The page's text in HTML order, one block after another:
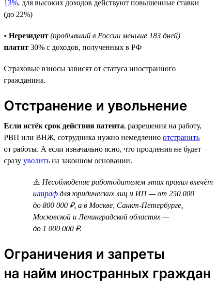
13%, для высоких доходов действуют повышенные ставки
(до 22%)
• Нерезидент (пробывший в России меньше 183 дней)
платит 30% с доходов, полученных в РФ
Страховые взносы зависят от статуса иностранного
гражданина.
Отстранение и увольнение
Если истёк срок действия патента, разрешения на работу,
РВП или ВНЖ, сотрудника нужно немедленно отстранить
от работы. А если изначально ясно, что продления не будет —
сразу уволить на законном основании.
⚠️ Несоблюдение работодателем этих правил влечёт
штраф для юридических лиц и ИП — от 250 000
до 800 000 ₽, а в Москве, Санкт-Петербурге,
Московской и Ленинградской областях —
до 1 000 000 ₽.
Ограничения и запреты
на найм иностранных граждан